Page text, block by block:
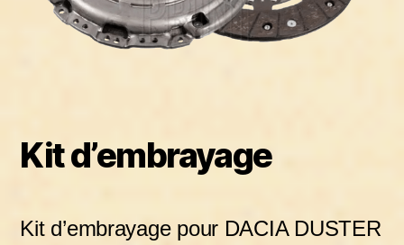
Kit d’embrayage
Kit d’embrayage pour DACIA DUSTER